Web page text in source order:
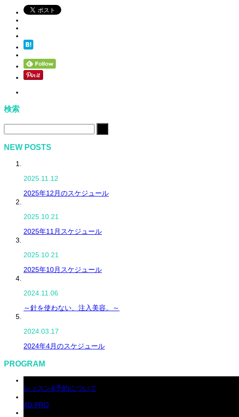
検索
NEW POSTS
2025.11.12
2025年12月のスケジュール
2025.10.21
2025年11月スケジュール
2025.10.21
2025年10月スケジュール
2024.11.06
～針を使わない、注入美容。～
2024.03.17
2024年4月のスケジュール
PROGRAM
レッスン&予約について
4D PRO